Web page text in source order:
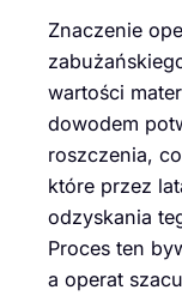
Znaczenie
wartości
dowodem
roszczenia,
które przez
odzyskania
Proces ten
a operat